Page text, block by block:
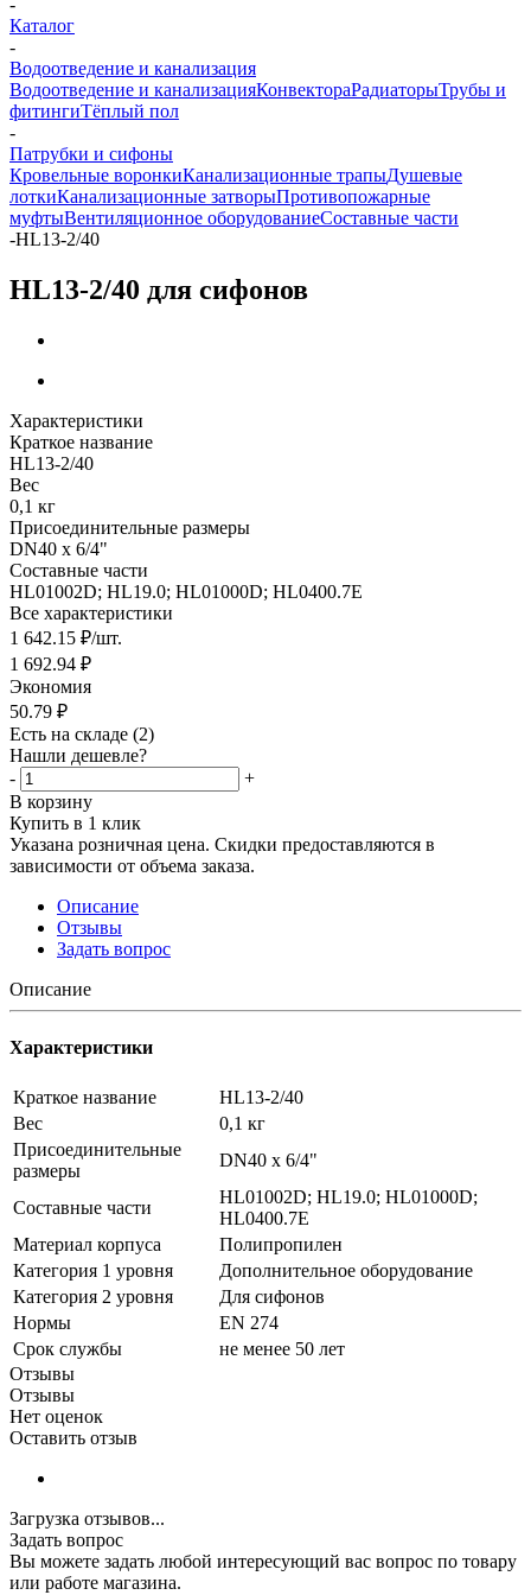
-
Каталог
-
Водоотведение и канализация
Водоотведение и канализацияКонвектораРадиаторыТрубы и
фитингиТёплый пол
-
Патрубки и сифоны
Кровельные воронкиКанализационные трапыДушевые
лоткиКанализационные затворыПротивопожарные
муфтыВентиляционное оборудованиеСоставные части
-HL13-2/40
HL13-2/40 для сифонов
Характеристики
Краткое название
HL13-2/40
Вес
0,1 кг
Присоединительные размеры
DN40 x 6/4"
Составные части
HL01002D; HL19.0; HL01000D; HL0400.7E
Все характеристики
1 642.15 ₽/шт.
1 692.94 ₽
Экономия
50.79 ₽
Есть на складе (2)
Нашли дешевле?
-
+
В корзину
Купить в 1 клик
Указана розничная цена. Скидки предоставляются в
зависимости от объема заказа.
Описание
Отзывы
Задать вопрос
Описание
Характеристики
Краткое название
HL13-2/40
Вес
0,1 кг
Присоединительные
размеры
DN40 x 6/4"
Составные части
HL01002D; HL19.0; HL01000D;
HL0400.7E
Материал корпуса
Полипропилен
Категория 1 уровня
Дополнительное оборудование
Категория 2 уровня
Для сифонов
Нормы
EN 274
Срок службы
не менее 50 лет
Отзывы
Отзывы
Нет оценок
Оставить отзыв
Загрузка отзывов...
Задать вопрос
Вы можете задать любой интересующий вас вопрос по товару
или работе магазина.